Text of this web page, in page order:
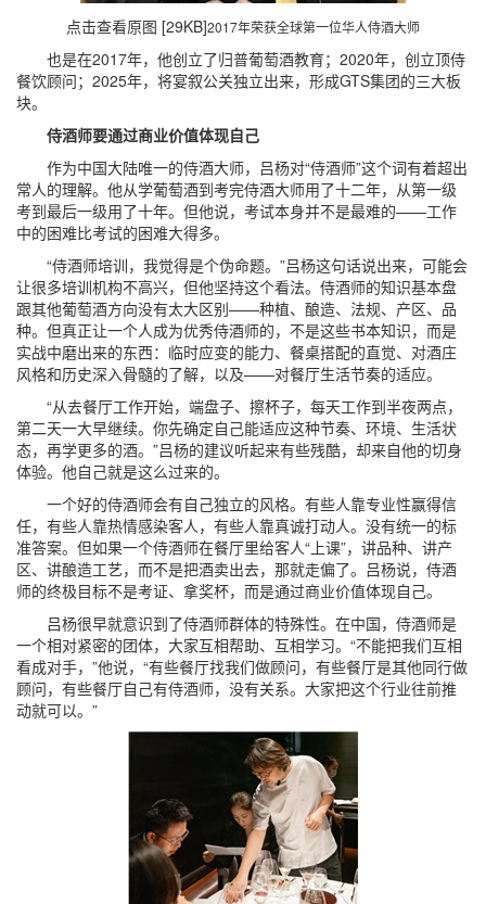
点击查看原图 [29KB]2017年荣获全球第一位华人侍酒大师
也是在2017年，他创立了归普葡萄酒教育；2020年，创立顶侍
餐饮顾问；2025年，将宴叙公关独立出来，形成GTS集团的三大板
块。
侍酒师要通过商业价值体现自己
作为中国大陆唯一的侍酒大师，吕杨对“侍酒师”这个词有着超出
常人的理解。他从学葡萄酒到考完侍酒大师用了十二年，从第一级
考到最后一级用了十年。但他说，考试本身并不是最难的——工作
中的困难比考试的困难大得多。
“侍酒师培训，我觉得是个伪命题。”吕杨这句话说出来，可能会
让很多培训机构不高兴，但他坚持这个看法。侍酒师的知识基本盘
跟其他葡萄酒方向没有太大区别——种植、酿造、法规、产区、品
种。但真正让一个人成为优秀侍酒师的，不是这些书本知识，而是
实战中磨出来的东西：临时应变的能力、餐桌搭配的直觉、对酒庄
风格和历史深入骨髓的了解，以及——对餐厅生活节奏的适应。
“从去餐厅工作开始，端盘子、擦杯子，每天工作到半夜两点，
第二天一大早继续。你先确定自己能适应这种节奏、环境、生活状
态，再学更多的酒。”吕杨的建议听起来有些残酷，却来自他的切身
体验。他自己就是这么过来的。
一个好的侍酒师会有自己独立的风格。有些人靠专业性赢得信
任，有些人靠热情感染客人，有些人靠真诚打动人。没有统一的标
准答案。但如果一个侍酒师在餐厅里给客人“上课”，讲品种、讲产
区、讲酿造工艺，而不是把酒卖出去，那就走偏了。吕杨说，侍酒
师的终极目标不是考证、拿奖杯，而是通过商业价值体现自己。
吕杨很早就意识到了侍酒师群体的特殊性。在中国，侍酒师是
一个相对紧密的团体，大家互相帮助、互相学习。“不能把我们互相
看成对手，”他说，“有些餐厅找我们做顾问，有些餐厅是其他同行做
顾问，有些餐厅自己有侍酒师，没有关系。大家把这个行业往前推
动就可以。”